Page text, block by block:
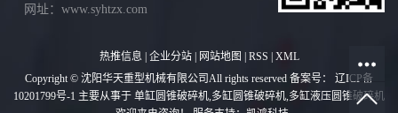
网址：www.syhtzx.com
热推信息| 企业分站| 网站地图 | RSS | XML
Copyright © 沈阳华天重型机械有限公司All rights reserved 备案号： 辽ICP备
10201799号-1 主要从事于 单缸圆锥破碎机,多缸圆锥破碎机,多缸液压圆锥破碎机